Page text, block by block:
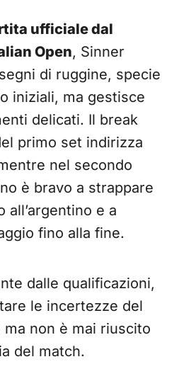
ufficiale dal
Open, Sinner
di ruggine, specie
iniziali, ma gestisce
delicati. Il break
primo set indirizza
nel secondo
è bravo a strappare
all’argentino e a
fino alla fine.
dalle qualificazioni,
le incertezze del
non è mai riuscito
del match.